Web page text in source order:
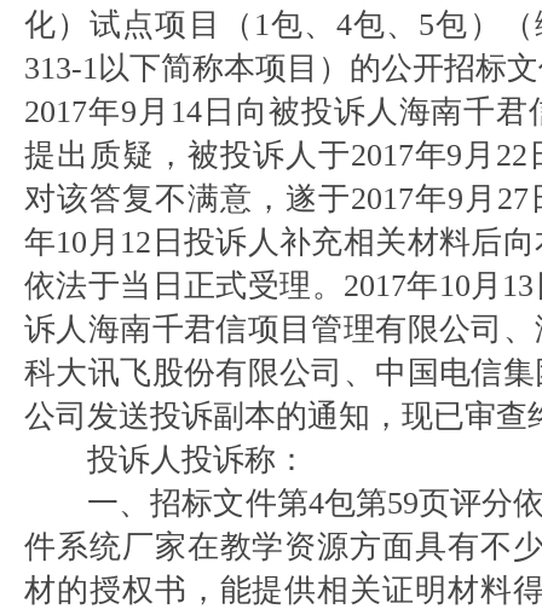
化）试点项目（1包、4包、5包）（
313-1以下简称本项目）的公开招标
2017年9月14日向被投诉人海南千
提出质疑，被投诉人于2017年9月
对该答复不满意，遂于2017年9月27
年10月12日投诉人补充相关材料后
依法于当日正式受理。2017年10月
诉人海南千君信项目管理有限公司
科大讯飞股份有限公司、中国电信
公司发送投诉副本的通知，现已审查
投诉人投诉称：
一、招标文件第4包第59页评分
件系统厂家在教学资源方面具有不
材的授权书，能提供相关证明材料